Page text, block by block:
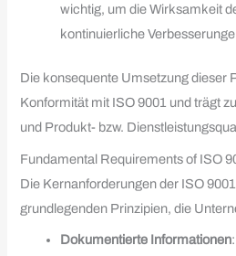
wichtig, um die Wirksamkeit
kontinuierliche
Die konsequente Umsetzung dieser
Konformität mit ISO 9001 und trägt
und Produkt- bzw.
Fundamental Requirements of ISO
Die Kernanforderungen der ISO
grundlegenden Prinzipien, die
Dokumentierte Informationen